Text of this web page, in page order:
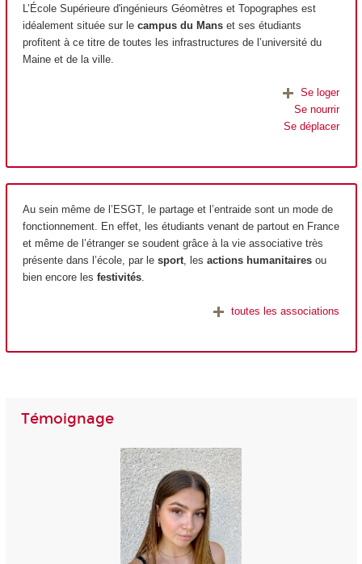
L’École Supérieure d'ingénieurs Géomètres et Topographes est
idéalement située sur le campus du Mans et ses étudiants
profitent à ce titre de toutes les infrastructures de l’université du
Maine et de la ville.
Se loger
Se nourrir
Se déplacer
Au sein même de l’ESGT, le partage et l’entraide sont un mode de
fonctionnement. En effet, les étudiants venant de partout en France
et même de l’étranger se soudent grâce à la vie associative très
présente dans l’école, par le sport , les actions humanitaires ou
bien encore les festivités
toutes les associations
Témoignage